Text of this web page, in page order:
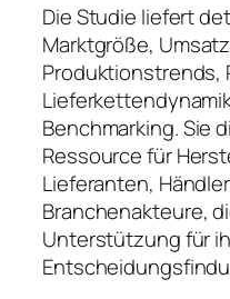
Die Studie liefert
Marktgröße,
Produktionstrends,
Benchmarking. Sie
Ressource für
Lieferanten,
Branchenakteure,
Unterstützung für